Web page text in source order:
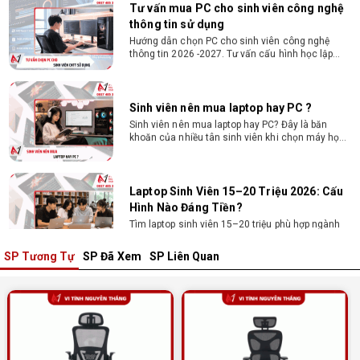
Hướng dẫn chọn PC cho sinh viên công nghệ
thông tin 2026 -2027. Tư vấn cấu hình học lập
trình, chạy Docker, máy ảo, Android Studio tối ưu
chi phí.
khoăn của nhiều tân sinh viên khi chọn máy học
tập. Xem ngay phân tích để chọn thiết bị chuẩn
ngành, hợp túi tiền!
Tìm laptop sinh viên 15–20 triệu phù hợp ngành
học năm 2026? Khám phá cách chọn cấu hình,
RAM, SSD, màn hình và khả năng nâng cấp hợp lý.
Tổng hợp 7 laptop sinh viên dưới 15 triệu
nên mua
Bạn tìm laptop cho sinh viên dưới 15 triệu mượt
mà, bền bỉ? Xem ngay gợi ý các thương hiệu
laptop bền, cấu hình mạnh cho sinh viên sử dụng
Dịch vụ build PC đồ họa tại Đồng Nai theo
SP Tương Tự SP Đã Xem SP Liên Quan